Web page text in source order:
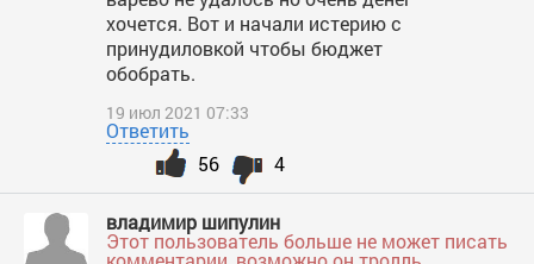
хочется. Вот и начали истерию с
принудиловкой чтобы бюджет
обобрать.
19 июл 2021 07:33
Ответить
4
56
владимир шипулин
Этот пользователь больше не может писать